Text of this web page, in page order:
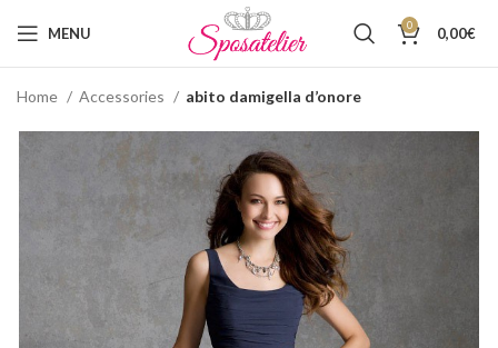
MENU 0 0,00€
Home Accessories abito damigella d’onore